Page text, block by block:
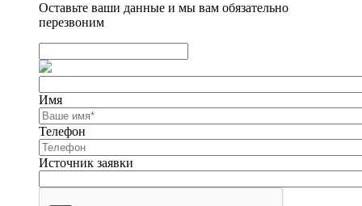
Оставьте ваши данные и мы вам обязательно
перезвоним
Имя
Телефон
Источник заявки